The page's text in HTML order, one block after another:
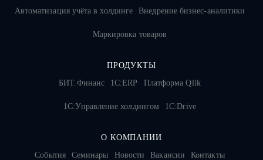
Автоматизация учёта в холдинге Внедрение бизнес-аналитики
Маркировка товаров
ПРОДУКТЫ
БИТ.Финанс
1С:ERP Платформа Qlik
1С:Управление холдингом 1C:Drive
О КОМПАНИИ
События
Семинары Новости Вакансии Контакты